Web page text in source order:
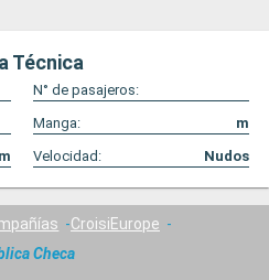
Técnica
N° de pasajeros:
Manga:
m
m Velocidad: Nudos
CroisiEurope
Checa